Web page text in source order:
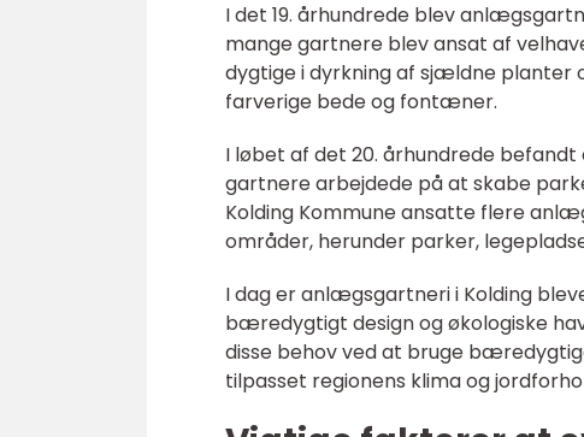
I det 19. århundrede blev
mange gartnere blev ansat af
dygtige i dyrkning af sjældne
farverige bede og fontæner.
I løbet af det 20. århundrede
gartnere arbejdede på at skabe
Kolding Kommune ansatte flere
områder, herunder parker,
I dag er anlægsgartneri i Kolding
bæredygtigt design og økologiske
disse behov ved at bruge
tilpasset regionens klima og